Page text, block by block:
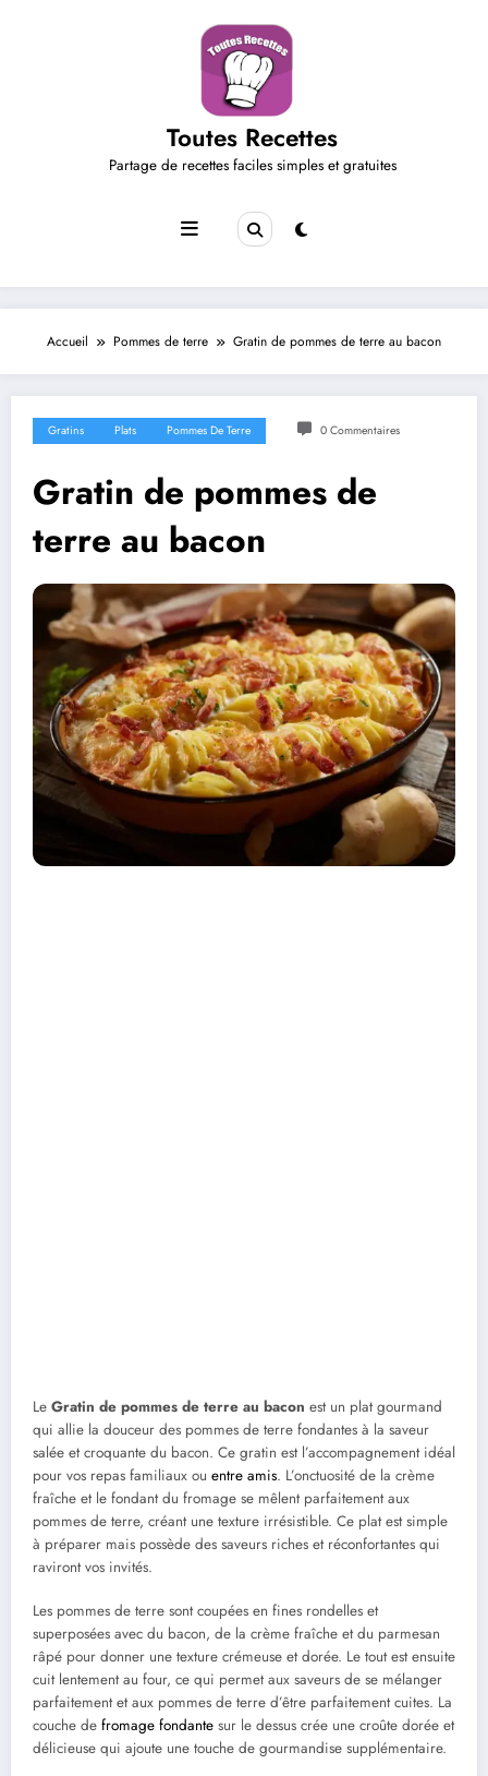
Toutes Recettes
Partage de recettes faciles simples et gratuites
Accueil Pommes de terre Gratin de pommes de terre au bacon
Gratins Plats Pommes De Terre 0 Commentaires
Gratin de pommes de
terre au bacon
Le Gratin de pommes de terre au bacon est un plat gourmand
qui allie la douceur des pommes de terre fondantes à la saveur
salée et croquante du bacon. Ce gratin est l’accompagnement idéal
pour vos repas familiaux ou entre amis. L’onctuosité de la crème
fraîche et le fondant du fromage se mêlent parfaitement aux
pommes de terre, créant une texture irrésistible. Ce plat est simple
à préparer mais possède des saveurs riches et réconfortantes qui
raviront vos invités.
Les pommes de terre sont coupées en fines rondelles et
superposées avec du bacon, de la crème fraîche et du parmesan
râpé pour donner une texture crémeuse et dorée. Le tout est ensuite
cuit lentement au four, ce qui permet aux saveurs de se mélanger
parfaitement et aux pommes de terre d’être parfaitement cuites. La
couche de fromage fondante sur le dessus crée une croûte dorée et
délicieuse qui ajoute une touche de gourmandise supplémentaire.